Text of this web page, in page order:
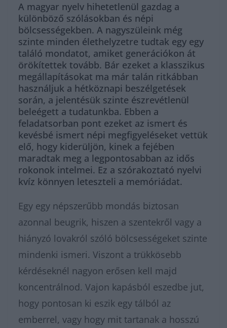
A magyar nyelv hihetetlenül gazdag a
különböző szólásokban és népi
bölcsességekben. A nagyszüleink még
szinte minden élethelyzetre tudtak egy egy
találó mondatot, amiket generációkon át
örökítettek tovább. Bár ezeket a klasszikus
megállapításokat ma már talán ritkábban
használjuk a hétköznapi beszélgetések
során, a jelentésük szinte észrevétlenül
beleégett a tudatunkba. Ebben a
feladatsorban pont ezeket az ismert és
kevésbé ismert népi megfigyeléseket vettük
elő, hogy kiderüljön, kinek a fejében
maradtak meg a legpontosabban az idős
rokonok intelmei. Ez a szórakoztató nyelvi
kvíz könnyen leteszteli a memóriádat.
Egy egy népszerűbb mondás biztosan
azonnal beugrik, hiszen a szentekről vagy a
hiányzó lovakról szóló bölcsességeket szinte
mindenki ismeri. Viszont a trükkösebb
kérdéseknél nagyon erősen kell majd
koncentrálnod. Vajon kapásból eszedbe jut,
hogy pontosan ki eszik egy tálból az
emberrel, vagy hogy mit tartanak a hosszú